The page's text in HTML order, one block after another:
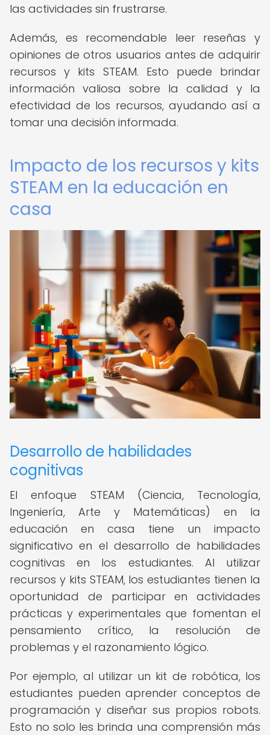
las actividades sin frustrarse.
Además, es recomendable leer reseñas y
opiniones de otros usuarios antes de adquirir
recursos y kits STEAM. Esto puede brindar
información valiosa sobre la calidad y la
efectividad de los recursos, ayudando así a
tomar una decisión informada.
Impacto de los recursos y kits
STEAM en la educación en
casa
Desarrollo de habilidades
cognitivas
El enfoque STEAM (Ciencia, Tecnología,
Ingeniería, Arte y Matemáticas) en la
educación en casa tiene un impacto
significativo en el desarrollo de habilidades
cognitivas en los estudiantes. Al utilizar
recursos y kits STEAM, los estudiantes tienen la
oportunidad de participar en actividades
prácticas y experimentales que fomentan el
pensamiento crítico, la resolución de
problemas y el razonamiento lógico.
Por ejemplo, al utilizar un kit de robótica, los
estudiantes pueden aprender conceptos de
programación y diseñar sus propios robots.
Esto no solo les brinda una comprensión más